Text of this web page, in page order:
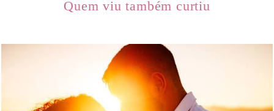
Quem viu também curtiu